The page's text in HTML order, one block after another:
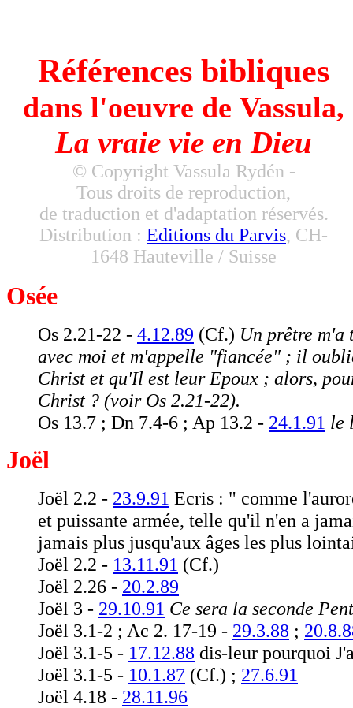
Références bibliques
dans l'oeuvre de Vassula,
La vraie vie en Dieu
© Copyright Vassula Rydén -
Tous droits de reproduction,
de traduction et d'adaptation réservés.
Distribution : Editions du Parvis, CH-
1648 Hauteville / Suisse
Osée
Os 2.21-22 - 4.12.89 (Cf.) Un prêtre m'a
avec moi et m'appelle "fiancée" ; il
Christ et qu'Il est leur Epoux ; alors,
Christ ? (voir Os 2.21-22).
Os 13.7 ; Dn 7.4-6 ; Ap 13.2 - 24.1.91 le
Joël
Joël 2.2 - 23.9.91 Ecris : " comme
et puissante armée, telle qu'il n'en a
jamais plus jusqu'aux âges les plus
Joël 2.2 - 13.11.91 (Cf.)
Joël 2.26 - 20.2.89
Joël 3 - 29.10.91 Ce sera la seconde
Joël 3.1-2 ; Ac 2. 17-19 - 29.3.88 ;
Joël 3.1-5 - 17.12.88 dis-leur pourquoi
Joël 3.1-5 - 10.1.87 (Cf.) ; 27.6.91
Joël 4.18 - 28.11.96